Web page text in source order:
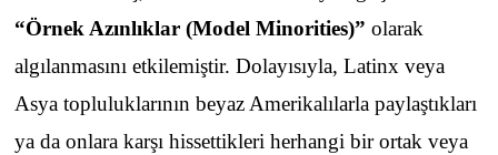
“Örnek Azınlıklar (Model Minorities)”olarak
algılanmasını etkilemiştir. Dolayısıyla, Latinx veya
Asya topluluklarının beyaz Amerikalılarla paylaştıkları
ya da onlara karşı hissettikleri herhangi bir ortak veya